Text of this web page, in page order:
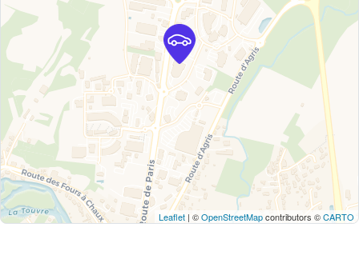
Leaflet | ©OpenStreetMapcontributors ©CARTO